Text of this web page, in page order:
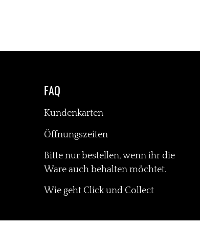
FAQ
Kundenkarten
Öffnungszeiten
Bitte nur bestellen, wenn ihr die
Ware auch behalten möchtet.
Wie geht Click und Collect